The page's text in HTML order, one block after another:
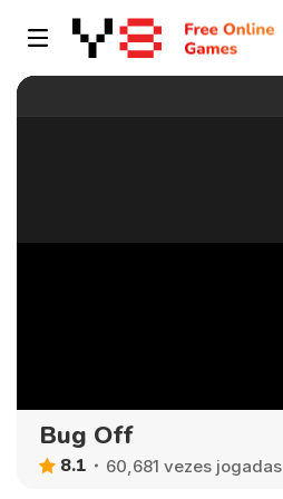
Bug Off
8.1 60,681 vezes jogadas